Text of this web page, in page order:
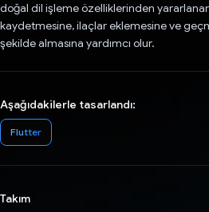
doğal dil işleme özelliklerinden
kaydetmesine, ilaçlar eklemesine ve
şekilde almasına yardımcı olur.
Aşağıdakilerle tasarlandı:
Flutter
Takım